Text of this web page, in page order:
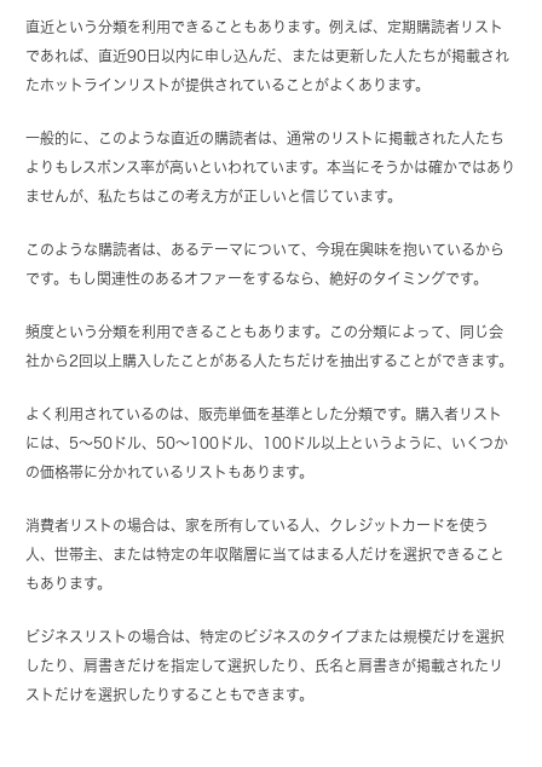
直近という分類を利用できることもあります。例えば、定期購読者リスト
であれば、直近90日以内に申し込んだ、または更新した人たちが掲載され
たホットラインリストが提供されていることがよくあります。
一般的に、このような直近の購読者は、通常のリストに掲載された人たち
よりもレスポンス率が高いといわれています。本当にそうかは確かではあり
ませんが、私たちはこの考え方が正しいと信じています。
このような購読者は、あるテーマについて、今現在興味を抱いているから
です。もし関連性のあるオファーをするなら、絶好のタイミングです。
頻度という分類を利用できることもあります。この分類によって、同じ会
社から2回以上購入したことがある人たちだけを抽出することができます。
よく利用されているのは、販売単価を基準とした分類です。購入者リスト
には、5～50ドル、50～100ドル、100ドル以上というように、いくつか
の価格帯に分かれているリストもあります。
消費者リストの場合は、家を所有している人、クレジットカードを使う
人、世帯主、または特定の年収階層に当てはまる人だけを選択できること
もあります。
ビジネスリストの場合は、特定のビジネスのタイプまたは規模だけを選択
したり、肩書きだけを指定して選択したり、氏名と肩書きが掲載されたリ
ストだけを選択したりすることもできます。